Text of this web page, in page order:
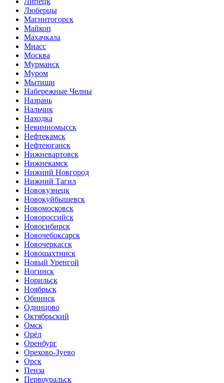
Люберцы
Магнитогорск
Майкоп
Махачкала
Миасс
Москва
Мурманск
Муром
Мытищи
Набережные Челны
Назрань
Нальчик
Находка
Невинномысск
Нефтекамск
Нефтеюганск
Нижневартовск
Нижнекамск
Нижний Новгород
Нижний Тагил
Новокузнецк
Новокуйбышевск
Новомосковск
Новороссийск
Новосибирск
Новочебоксарск
Новочеркасск
Новошахтинск
Новый Уренгой
Ногинск
Норильск
Ноябрьск
Обнинск
Одинцово
Октябрьский
Омск
Орёл
Оренбург
Орехово-Зуево
Орск
Пенза
Первоуральск